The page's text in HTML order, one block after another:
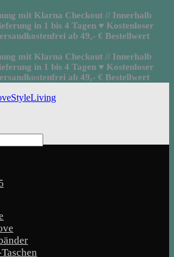
mit Klarna Checkout // Innerhalb
in 1 bis 4 Tagen ♥ Kostenloser
ab 49,- € Bestellwert
mit Klarna Checkout // Innerhalb
in 1 bis 4 Tagen ♥ Kostenloser
ab 49,- € Bestellwert